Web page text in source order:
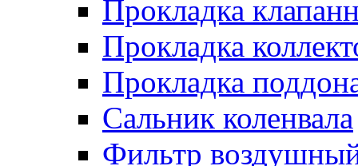
Прокладка
Прокладка
Прокладка
Сальник коленвала
Фильтр